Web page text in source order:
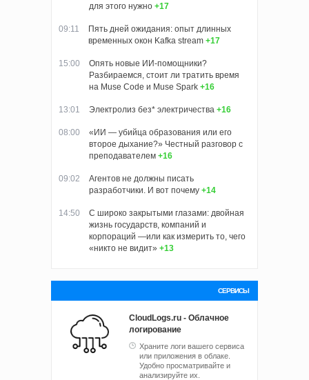
для этого нужно +17
09:11
Пять дней ожидания: опыт длинных
временных окон Kafka stream +17
15:00
Опять новые ИИ-помощники?
Разбираемся, стоит ли тратить время
на Muse Code и Muse Spark +16
13:01 Электролиз без* электричества +16
08:00
«ИИ — убийца образования или его
второе дыхание?» Честный разговор с
преподавателем +16
09:02
Агентов не должны писать
разработчики. И вот почему +14
14:50
С широко закрытыми глазами: двойная
жизнь государств, компаний и
корпораций —или как измерить то, чего
«никто не видит» +13
СЕРВИСЫ
CloudLogs.ru - Облачное
логирование
Храните логи вашего сервиса
или приложения в облаке.
Удобно просматривайте и
анализируйте их.